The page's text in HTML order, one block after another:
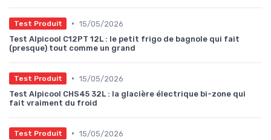
Test Produit • 15/05/2026
Test Alpicool C12PT 12L : le petit frigo de bagnole qui fait
(presque) tout comme un grand
Test Produit • 15/05/2026
Test Alpicool CHS45 32L : la glacière électrique bi-zone qui
fait vraiment du froid
Test Produit • 15/05/2026